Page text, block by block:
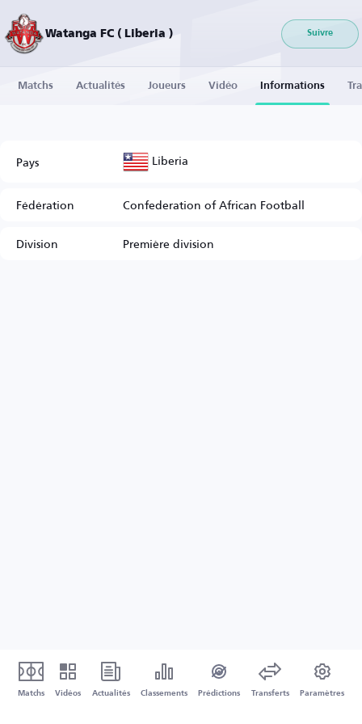
Watanga FC ( Liberia ) Suivre
Matchs Actualités Joueurs Vidéo Informations
Pays Liberia
Fédération
Confederation of African Football
Division
Première division
Matchs Vidéos Actualités Classements Prédictions Transferts Paramètres